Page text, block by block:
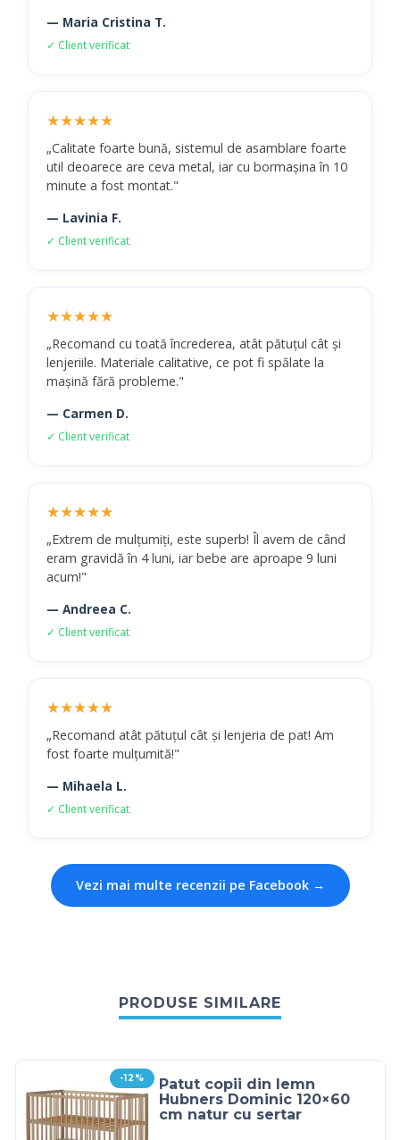
— Maria Cristina T.
✓ Client verificat
★★★★★
„Calitate foarte bună, sistemul de asamblare foarte
util deoarece are ceva metal, iar cu bormașina în 10
minute a fost montat."
— Lavinia F.
✓ Client verificat
★★★★★
„Recomand cu toată încrederea, atât pătuțul cât și
lenjeriile. Materiale calitative, ce pot fi spălate la
mașină fără probleme."
— Carmen D.
✓ Client verificat
★★★★★
„Extrem de mulțumiți, este superb! Îl avem de când
eram gravidă în 4 luni, iar bebe are aproape 9 luni
acum!"
— Andreea C.
✓ Client verificat
★★★★★
„Recomand atât pătuțul cât și lenjeria de pat! Am
fost foarte mulțumită!"
— Mihaela L.
✓ Client verificat
Vezi mai multe recenzii pe Facebook →
PRODUSE SIMILARE
-12%
Patut copii din lemn
Hubners Dominic 120×60
cm natur cu sertar